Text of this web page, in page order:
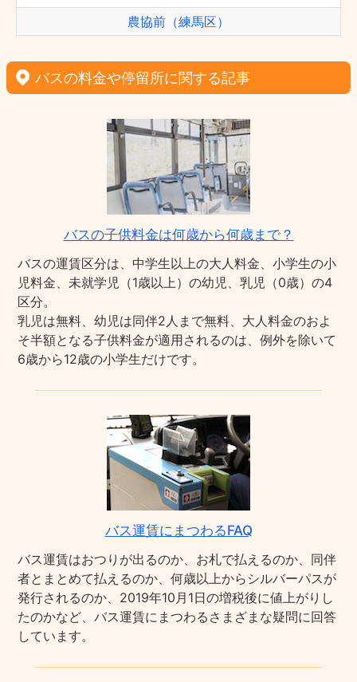
農協前（練馬区）
バスの料金や停留所に関する記事
バスの子供料金は何歳から何歳まで？
バスの運賃区分は、中学生以上の大人料金、小学生の小
児料金、未就学児（1歳以上）の幼児、乳児（0歳）の4
区分。
乳児は無料、幼児は同伴2人まで無料、大人料金のおよ
そ半額となる子供料金が適用されるのは、例外を除いて
6歳から12歳の小学生だけです。
バス運賃にまつわるFAQ
バス運賃はおつりが出るのか、お札で払えるのか、同伴
者とまとめて払えるのか、何歳以上からシルバーパスが
発行されるのか、2019年10月1日の増税後に値上がりし
たのかなど、バス運賃にまつわるさまざまな疑問に回答
しています。